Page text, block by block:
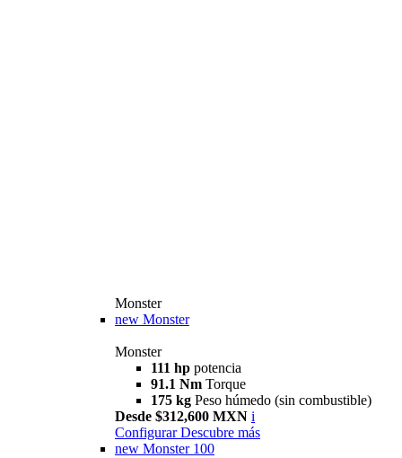
Monster
new Monster
Monster
111 hp potencia
91.1 Nm Torque
175 kg Peso húmedo (sin combustible)
Desde $312,600 MXN i
Configurar Descubre más
new Monster 100